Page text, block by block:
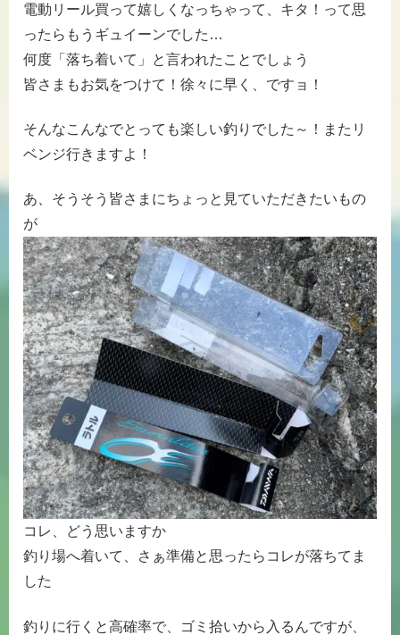
電動リール買って嬉しくなっちゃって、キタ！って思
ったらもうギュイーンでした…
何度「落ち着いて」と言われたことでしょう
皆さまもお気をつけて！徐々に早く、ですョ！
そんなこんなでとっても楽しい釣りでした～！またリ
ベンジ行きますよ！
あ、そうそう皆さまにちょっと見ていただきたいもの
が
コレ、どう思いますか
釣り場へ着いて、さぁ準備と思ったらコレが落ちてま
した
釣りに行くと高確率で、ゴミ拾いから入るんですが、